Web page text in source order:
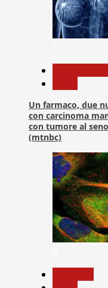
Un farmaco, due
con carcinoma
con tumore al
(mtnbc)